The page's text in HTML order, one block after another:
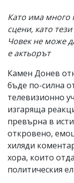
обиден
за
вас
коментар,
моля
сигнализирайте
Като има много
сцени, като
Човек не може
е актьорът
Камен Донев
бъде по-силна
телевизионно
изгаряща
превърна в
откровено,
хиляди
хора, които
политическия